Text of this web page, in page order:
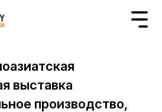
выставка
производство,